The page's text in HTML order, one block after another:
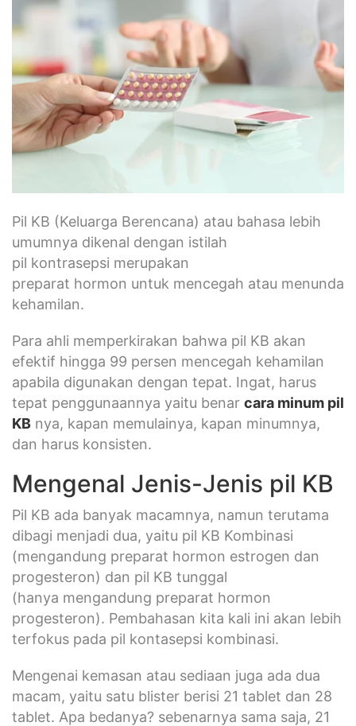
Pil KB (Keluarga Berencana) atau bahasa lebih
umumnya dikenal dengan istilah
pil kontrasepsi merupakan
preparat hormon untuk mencegah atau menunda
kehamilan.
Para ahli memperkirakan bahwa pil KB akan
efektif hingga 99 persen mencegah kehamilan
apabila digunakan dengan tepat. Ingat, harus
tepat penggunaannya yaitu benar cara minum pil
KB nya, kapan memulainya, kapan minumnya,
dan harus konsisten.
Mengenal Jenis-Jenis pil KB
Pil KB ada banyak macamnya, namun terutama
dibagi menjadi dua, yaitu pil KB Kombinasi
(mengandung preparat hormon estrogen dan
progesteron) dan pil KB tunggal
(hanya mengandung preparat hormon
progesteron). Pembahasan kita kali ini akan lebih
terfokus pada pil kontasepsi kombinasi.
Mengenai kemasan atau sediaan juga ada dua
macam, yaitu satu blister berisi 21 tablet dan 28
tablet. Apa bedanya? sebenarnya sama saja, 21